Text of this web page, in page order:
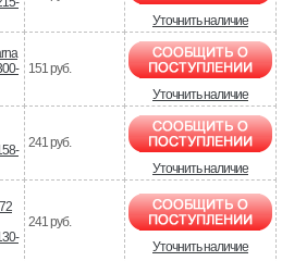
Уточнить наличие
151 руб.
Уточнить наличие
241 руб.
Уточнить наличие
241 руб.
Уточнить наличие